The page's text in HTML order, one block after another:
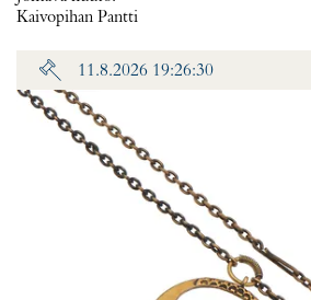
Kaivopihan Pantti
11.8.2026 19:26:30